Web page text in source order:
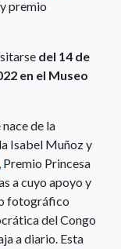
premio
del 14 de
en el Museo
de la
Isabel Muñoz y
, Premio Princesa
a cuyo apoyo y
fotográfico
del Congo
a diario. Esta